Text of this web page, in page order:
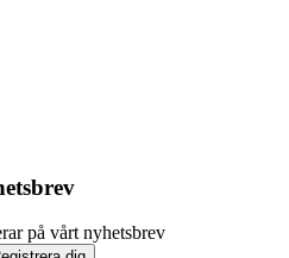
på vårt nyhetsbrev